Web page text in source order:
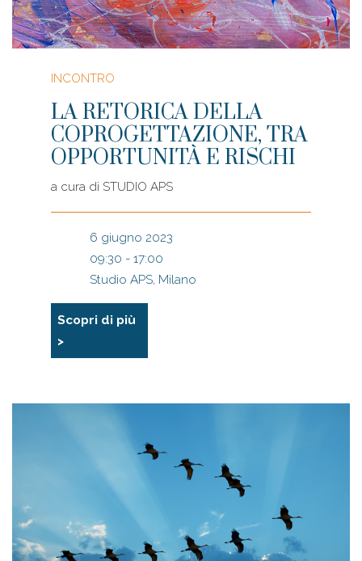
INCONTRO
LA RETORICA DELLA
COPROGETTAZIONE, TRA
OPPORTUNITÀ E RISCHI
a cura di STUDIO APS
6 giugno 2023
09:30 - 17:00
Studio APS, Milano
Scopri di più
>